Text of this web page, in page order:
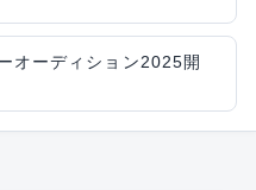
オーディション2025開